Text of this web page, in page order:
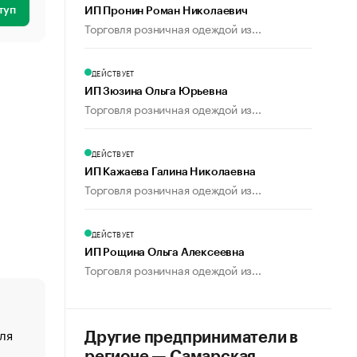
«От спорта тело стареет иначе». Как живет глава
создавшей GTA
ИП Пронин Роман Николаевич
Торговля розничная одеждой из...
ДЕЙСТВУЕТ
ИП Зюзина Ольга Юрьевна
Торговля розничная одеждой из...
ДЕЙСТВУЕТ
ИП Кажаева Галина Николаевна
Торговля розничная одеждой из...
ДЕЙСТВУЕТ
ИП Рощина Ольга Алексеевна
Торговля розничная одеждой из...
Другие предприниматели в